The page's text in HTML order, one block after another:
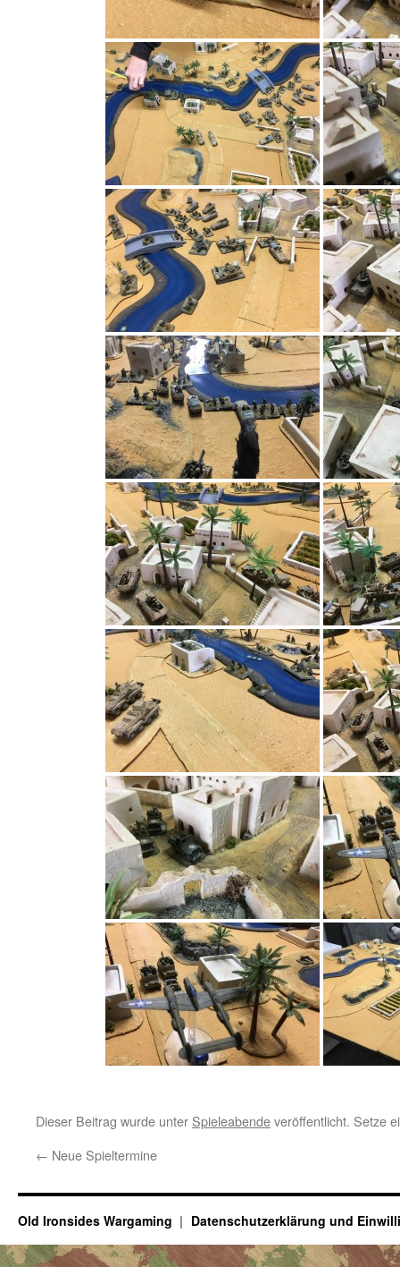
Dieser Beitrag wurde unter Spieleabendeveröffentlicht. Setze
← Neue Spieltermine
Old Ironsides Wargaming Datenschutzerklärung und